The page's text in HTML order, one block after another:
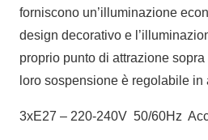
forniscono un’illuminazione
design decorativo e
proprio punto di attrazione
loro sospensione è regolabile in
3xE27 – 220-240V 50/60Hz